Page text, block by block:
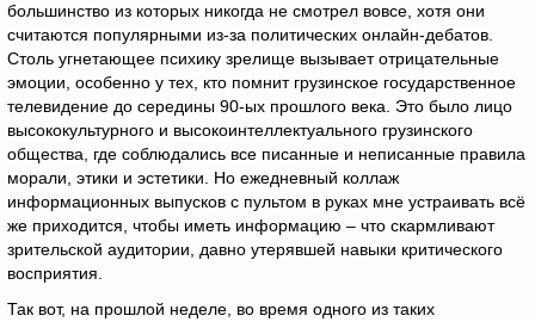
большинство из которых никогда не смотрел вовсе, хотя они
считаются популярными из-за политических онлайн-дебатов.
Столь угнетающее психику зрелище вызывает отрицательные
эмоции, особенно у тех, кто помнит грузинское государственное
телевидение до середины 90-ых прошлого века. Это было лицо
высококультурного и высокоинтеллектуального грузинского
общества, где соблюдались все писанные и неписанные правила
морали, этики и эстетики. Но ежедневный коллаж
информационных выпусков с пультом в руках мне устраивать всё
же приходится, чтобы иметь информацию – что скармливают
зрительской аудитории, давно утерявшей навыки критического
восприятия.
Так вот, на прошлой неделе, во время одного из таких